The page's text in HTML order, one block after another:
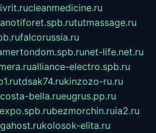
cleanmedicine.ru
tutmassage.ru
falcorussia.ru
net-life.net.ru
alliance-electro.spb.ru
tdsak74.rukinzozo-ru.ru
costa-bella.rueugrus.pp.ru
bezmorchin.ruia2.ru
kolosok-elita.ru